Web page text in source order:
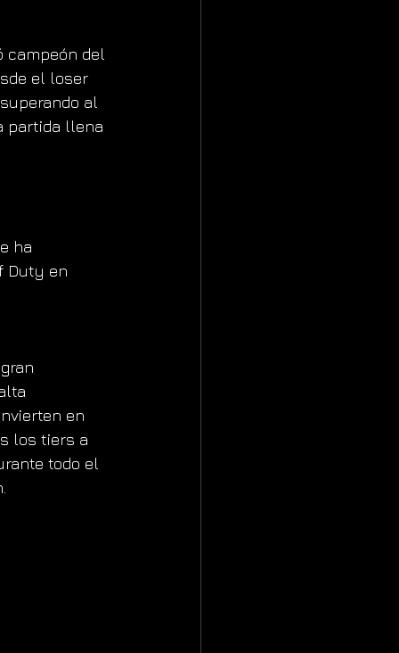
campeón del
el loser
al
partida llena
ha
Duty en
en
los tiers a
todo el